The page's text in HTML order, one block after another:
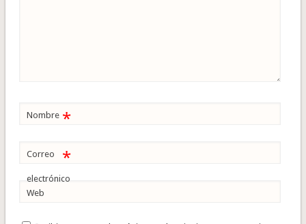
Nombre *
Correo
electrónico
*
Web